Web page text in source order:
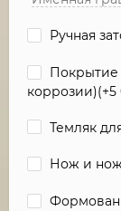
Ручная
Покрытие
коррозии)(+5
Темляк
Нож и